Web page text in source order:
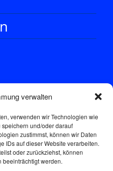
verwalten
verwenden wir Technologien wie
und/oder darauf
zustimmst, können wir Daten
IDs auf dieser Website verarbeiten.
oder zurückziehst, können
beeinträchtigt werden.